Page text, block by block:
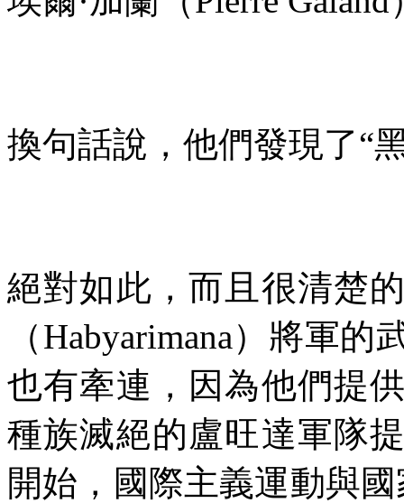
換句話說，他們發現了“
絕對如此，而且很清楚
（Habyarimana）將軍的
也有牽連，因為他們提
種族滅絕的盧旺達軍隊
開始，國際主義運動與